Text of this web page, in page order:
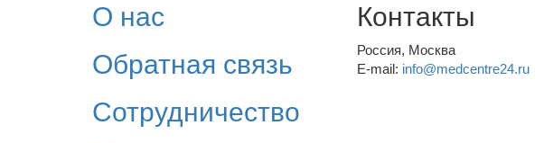
О нас
Обратная связь
Сотрудничество
Контакты
Россия, Москва
E-mail: info@medcentre24.ru